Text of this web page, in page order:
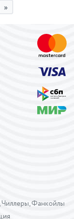
Чиллеры, Фанкойлы